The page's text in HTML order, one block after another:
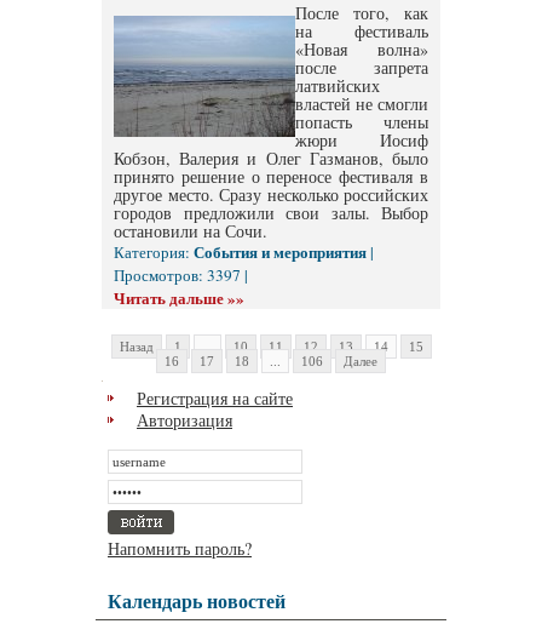
После того, как
на фестиваль
«Новая волна»
после запрета
латвийских
властей не смогли
попасть члены
жюри Иосиф
Кобзон, Валерия и Олег Газманов, было
принято решение о переносе фестиваля в
другое место. Сразу несколько российских
городов предложили свои залы. Выбор
остановили на Сочи.
Категория: События и мероприятия|
Просмотров: 3397 |
Читать дальше »»
Назад 1 ... 10 11 12 13 14
15
16
17 18 106 Далее
Регистрация на сайте
Авторизация
Напомнить пароль?
Календарь новостей